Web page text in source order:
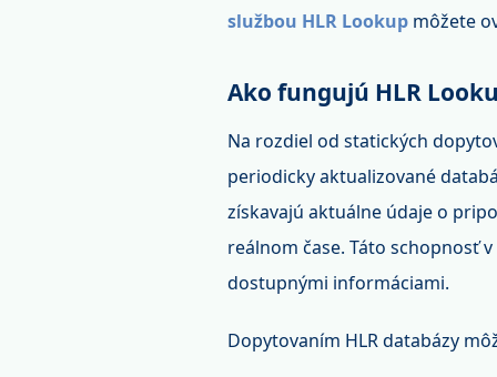
službou HLR Lookup môžete
Ako fungujú HLR
Na rozdiel od statických
periodicky aktualizované
získavajú aktuálne údaje o
reálnom čase. Táto schopnosť
dostupnými informáciami.
Dopytovaním HLR databázy